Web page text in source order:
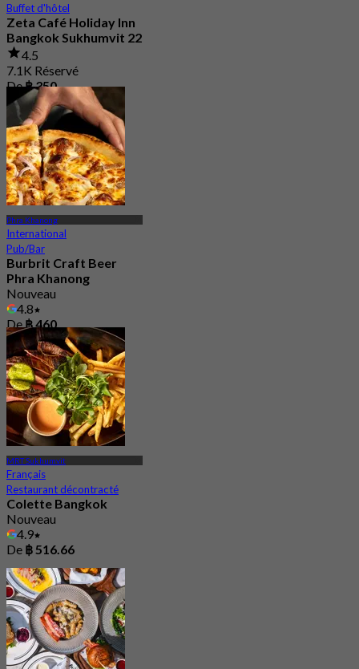
Buffet d'hôtel
Zeta Café Holiday Inn
Bangkok Sukhumvit 22
4.5
7.1K Réservé
De฿ 350
Phra Khanong
International
Pub/Bar
Burbrit Craft Beer
Phra Khanong
Nouveau
4.8
De ฿ 460
MRT Sukhumvit
Français
Restaurant décontracté
Colette Bangkok
Nouveau
4.9
De ฿ 516.66